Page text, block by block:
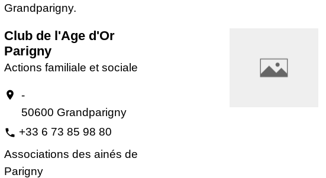
Grandparigny.
Club de l'Age d'Or
Parigny
Actions familiale et sociale
location_on
-
50600 Grandparigny
phone +33 6 73 85 98 80
Associations des ainés de
Parigny